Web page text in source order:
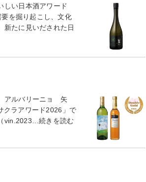
い日本酒アワード
を掘り起こし、文化
新たに見いだされた日
アルバリーニョ 矢
ラアワード2026」で
vin.2023…続きを読む